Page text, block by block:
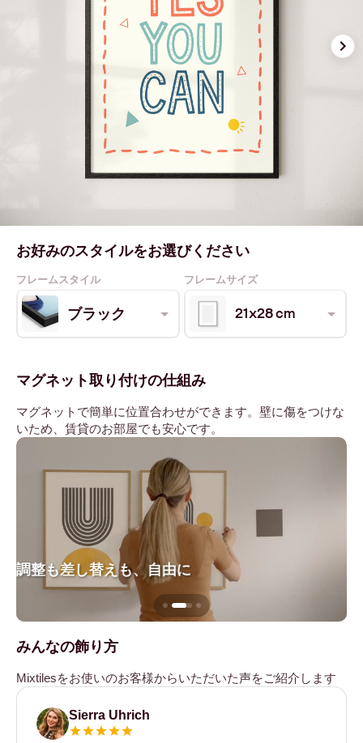
お好みのスタイルをお選びください
フレームスタイル フレームサイズ
ブラック 21x28 cm
マグネット取り付けの仕組み
マグネットで簡単に位置合わせができます。壁に傷をつけな
いため、賃貸のお部屋でも安心です。
調整も差し替えも、自由に
みんなの飾り方
Mixtilesをお使いのお客様からいただいた声をご紹介します
Sierra Uhrich